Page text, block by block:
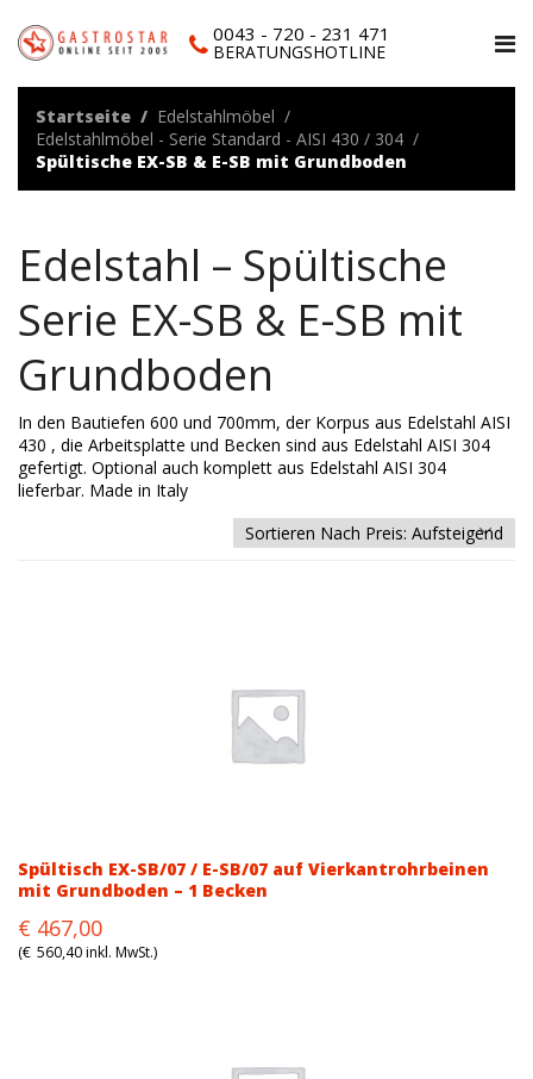
0043 - 720 - 231 471
BERATUNGSHOTLINE
Startseite
Edelstahlmöbel
Edelstahlmöbel - Serie Standard - AISI 430 / 304
Spültische EX-SB & E-SB mit Grundboden
Edelstahl – Spültische
Serie EX-SB & E-SB mit
Grundboden
In den Bautiefen 600 und 700mm, der Korpus aus Edelstahl AISI
430 , die Arbeitsplatte und Becken sind aus Edelstahl AISI 304
gefertigt. Optional auch komplett aus Edelstahl AISI 304
lieferbar. Made in Italy
Spültisch EX-SB/07 / E-SB/07 auf Vierkantrohrbeinen
mit Grundboden – 1 Becken
Original
price
€ 467,00
price
(€ 560,40inkl. MwSt.)